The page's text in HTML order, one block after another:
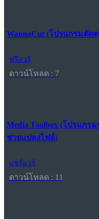
WannaCut (โปรแกรมตัด
ฟรีแวร์
ดาวน์โหลด : 7
Media Toolbox (โปรแกร
ช่วยแปลงไฟล์)
แชร์แวร์
ดาวน์โหลด : 11